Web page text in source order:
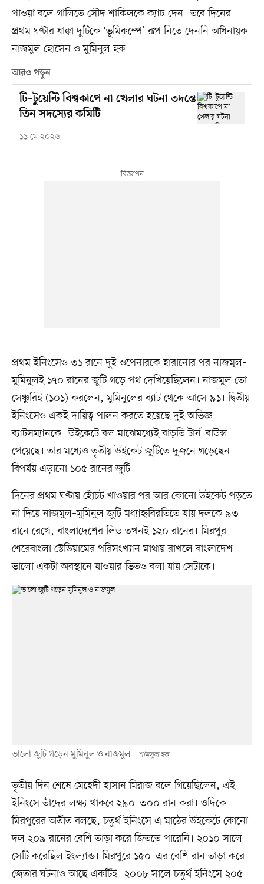
পাওয়া বলে গালিতে সৌদ শাকিলকে ক্যাচ দেন। তবে দিনের
প্রথম ঘণ্টার ধাক্কা দুটিকে ‘ভূমিকম্পে’ রূপ নিতে দেননি অধিনায়ক
নাজমুল হোসেন ও মুমিনুল হক।
আরও পড়ুন
টি–টুয়েন্টি বিশ্বকাপে না খেলার ঘটনা তদন্তে
তিন সদস্যের কমিটি
১১ মে ২০২৬
প্রথম ইনিংসেও ৩১ রানে দুই ওপেনারকে হারানোর পর নাজমুল–
মুমিনুলই ১৭০ রানের জুটি গড়ে পথ দেখিয়েছিলেন। নাজমুল তো
সেঞ্চুরিই (১০১) করলেন, মুমিনুলের ব্যাট থেকে আসে ৯১। দ্বিতীয়
ইনিংসেও একই দায়িত্ব পালন করতে হয়েছে দুই অভিজ্ঞ
ব্যাটসম্যানকে। উইকেটে বল মাঝেমধ্যেই বাড়তি টার্ন–বাউন্স
পেয়েছে। তার মধ্যেও তৃতীয় উইকেট জুটিতে দুজনে গড়েছেন
বিপর্যয় এড়ানো ১০৫ রানের জুটি।
দিনের প্রথম ঘণ্টায় হোঁচট খাওয়ার পর আর কোনো উইকেট পড়তে
না দিয়ে নাজমুল–মুমিনুল জুটি মধ্যাহ্নবিরতিতে যায় দলকে ৯৩
রানে রেখে, বাংলাদেশের লিড তখনই ১২০ রানের। মিরপুর
শেরেবাংলা স্টেডিয়ামের পরিসংখ্যান মাথায় রাখলে বাংলাদেশ
ভালো একটা অবস্থানে যাওয়ার ভিতও বলা যায় সেটাকে।
ভালো জুটি গড়েন মুমিনুল ও নাজমুল শামসুল হক
তৃতীয় দিন শেষে মেহেদী হাসান মিরাজ বলে গিয়েছিলেন, এই
ইনিংসে তাঁদের লক্ষ্য থাকবে ২৯০–৩০০ রান করা। ওদিকে
মিরপুরের অতীত বলছে, চতুর্থ ইনিংসে এ মাঠের উইকেটে কোনো
দল ২০৯ রানের বেশি তাড়া করে জিততে পারেনি। ২০১০ সালে
সেটি করেছিল ইংল্যান্ড। মিরপুরে ১৫০–এর বেশি রান তাড়া করে
জেতার ঘটনাও আছে একটিই। ২০০৮ সালে চতুর্থ ইনিংসে ২০৫